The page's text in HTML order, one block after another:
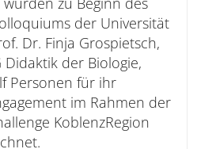
der Universität
Dr. Finja Grospietsch,
Didaktik der Biologie,
Personen für ihr
im Rahmen der
KoblenzRegion